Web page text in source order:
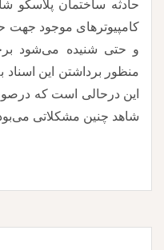
حادثه ساختمان پلاسکو
کامپیوترهای موجود جهت
و حتی شنیده می‌شود
منظور برداشتن این
این درحالی است که
شاهد چنین مشکلاتی